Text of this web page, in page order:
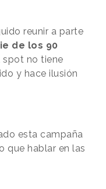
reunir a parte
de los 90
spot no tiene
y hace ilusión
esta campaña
que hablar en las